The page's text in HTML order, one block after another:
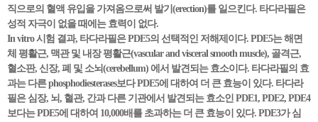
직으로의 혈액 유입을 가져옴으로써 발기(erection)를 일으킨다. 타다라필은
성적 자극이 없을 때에는 효력이 없다.
In vitro 시험 결과, 타다라필은 PDE5의 선택적인 저해제이다. PDE5는 해면
체 평활근, 맥관 및 내장 평활근(vascular and visceral smooth muscle), 골격근,
혈소판, 신장, 폐 및 소뇌(cerebellum) 에서 발견되는 효소이다. 타다라필의 효
과는 다른 phosphodiesterases보다 PDE5에 대하여 더 큰 효능이 있다. 타다라
필은 심장, 뇌, 혈관, 간과 다른 기관에서 발견되는 효소인 PDE1, PDE2, PDE4
보다는 PDE5에 대하여 10,000배를 초과하는 더 큰 효능이 있다. PDE3가 심